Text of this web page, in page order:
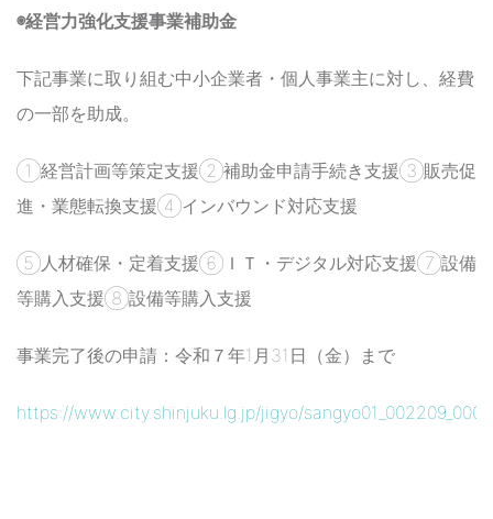
◉経営力強化支援事業補助金
下記事業に取り組む中小企業者・個人事業主に対し、経費
の一部を助成。
①経営計画等策定支援②補助金申請手続き支援③販売促
進・業態転換支援④インバウンド対応支援
⑤人材確保・定着支援⑥ＩＴ・デジタル対応支援⑦設備
等購入支援⑧設備等購入支援
事業完了後の申請：令和７年1月31日（金）まで
https://www.city.shinjuku.lg.jp/jigyo/